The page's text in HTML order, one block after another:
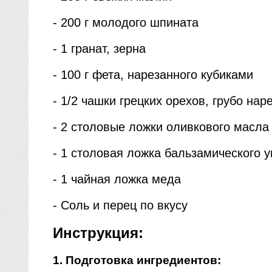
- 200 г молодого шпината
- 1 гранат, зерна
- 100 г фета, нарезанного кубиками
- 1/2 чашки грецких орехов, грубо
- 2 столовые ложки оливкового масла
- 1 столовая ложка бальзамического
- 1 чайная ложка меда
- Соль и перец по вкусу
Инструкция:
1. Подготовка ингредиентов: